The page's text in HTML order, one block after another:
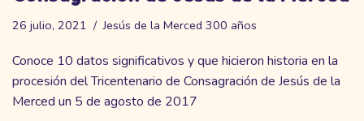
26 julio, 2021 Jesús de la Merced 300 años
Conoce 10 datos significativos y que hicieron historia en la
procesión del Tricentenario de Consagración de Jesús de la
Merced un 5 de agosto de 2017